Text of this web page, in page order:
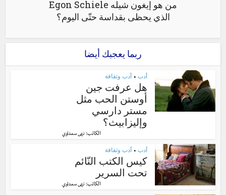
من هو إيغون شيله Egon Schiele
الذي يحظى بقداسة حتّى اليوم؟
ربما يعجبك أيضا
أدب • أدب وثقافة
هل عرفت جين
أوستن الحب مثل
مستر دارسي
وإليزابيث؟
الكاتب: نهى سعداوي
أدب • أدب وثقافة
كيس الكتب النّائم
تحت السرير
الكاتب: نهى سعداوي